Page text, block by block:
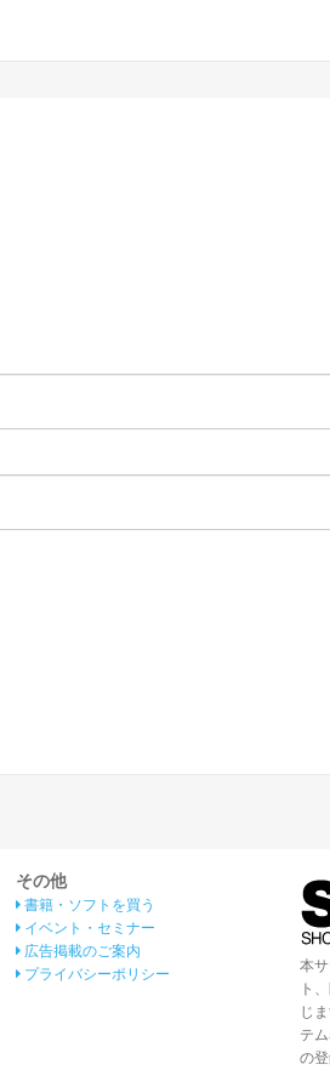
その他
書籍・ソフトを買う
イベント・セミナー
広告掲載のご案内
プライバシーポリシー
本
ト
じ
テ
の